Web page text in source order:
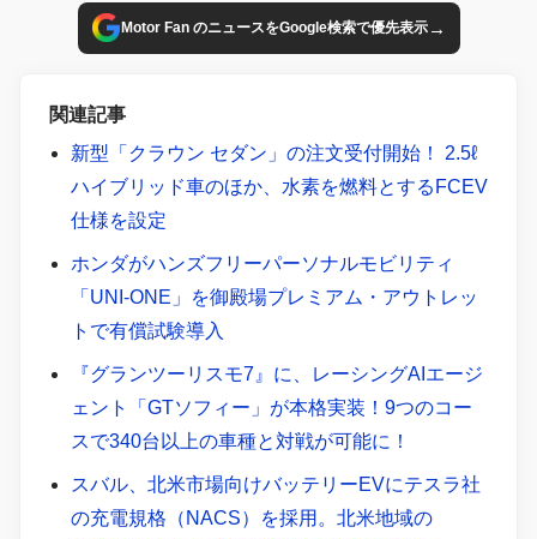
Motor Fan のニュースをGoogle検索で優先表示→
関連記事
新型「クラウン セダン」の注文受付開始！ 2.5ℓ
ハイブリッド車のほか、水素を燃料とするFCEV
仕様を設定
ホンダがハンズフリーパーソナルモビリティ
「UNI-ONE」を御殿場プレミアム・アウトレッ
トで有償試験導入
『グランツーリスモ7』に、レーシングAIエージ
ェント「GTソフィー」が本格実装！9つのコー
スで340台以上の車種と対戦が可能に！
スバル、北米市場向けバッテリーEVにテスラ社
の充電規格（NACS）を採用。北米地域の